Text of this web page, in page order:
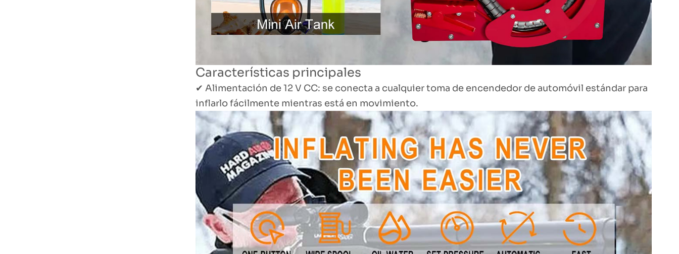
Características principales
✔ Alimentación de 12 V CC: se conecta a cualquier toma de encendedor de automóvil estándar para
inflarlo fácilmente mientras está en movimiento.